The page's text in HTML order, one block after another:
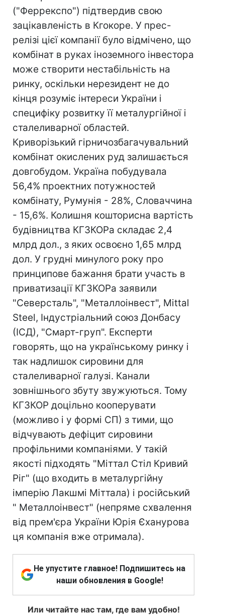
("Феррекспо") підтвердив свою
зацікавленість в Кгокоре. У прес-
релізі цієї компанії було відмічено, що
комбінат в руках іноземного інвестора
може створити нестабільність на
ринку, оскільки нерезидент не до
кінця розуміє інтереси України і
специфіку розвитку її металургійної і
сталеливарної областей.
Криворізький гірничозбагачувальний
комбінат окислених руд залишається
довгобудом. Україна побудувала
56,4% проектних потужностей
комбінату, Румунія - 28%, Словаччина
- 15,6%. Колишня кошторисна вартість
будівництва КГЗКОРа складає 2,4
млрд дол., з яких освоєно 1,65 млрд
дол. У грудні минулого року про
принципове бажання брати участь в
приватизації КГЗКОРа заявили
"Северсталь", "Металлоінвест", Mittal
Steel, Індустріальний союз Донбасу
(ІСД), "Смарт-груп". Експерти
говорять, що на українському ринку і
так надлишок сировини для
сталеливарної галузі. Канали
зовнішнього збуту звужуються. Тому
КГЗКОР доцільно кооперувати
(можливо і у формі СП) з тими, що
відчувають дефіцит сировини
профільними компаніями. У такій
якості підходять "Міттал Стіл Кривий
Ріг" (що входить в металургійну
імперію Лакшмі Міттала) і російський
" Металлоінвест" (непряме схвалення
від прем'єра України Юрія Єханурова
ця компанія вже отримала).
Не упустите главное! Подпишитесь на
наши обновления в Google!
Или читайте нас там, где вам удобно!